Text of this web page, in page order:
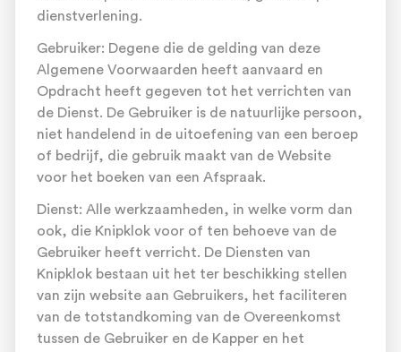
dienstverlening.
Gebruiker: Degene die de gelding van deze
Algemene Voorwaarden heeft aanvaard en
Opdracht heeft gegeven tot het verrichten van
de Dienst. De Gebruiker is de natuurlijke persoon,
niet handelend in de uitoefening van een beroep
of bedrijf, die gebruik maakt van de Website
voor het boeken van een Afspraak.
Dienst: Alle werkzaamheden, in welke vorm dan
ook, die Knipklok voor of ten behoeve van de
Gebruiker heeft verricht. De Diensten van
Knipklok bestaan uit het ter beschikking stellen
van zijn website aan Gebruikers, het faciliteren
van de totstandkoming van de Overeenkomst
tussen de Gebruiker en de Kapper en het